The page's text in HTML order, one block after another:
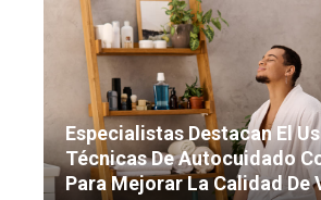
Especialistas Destacan El
Técnicas De Autocuidado
Para Mejorar La Calidad De